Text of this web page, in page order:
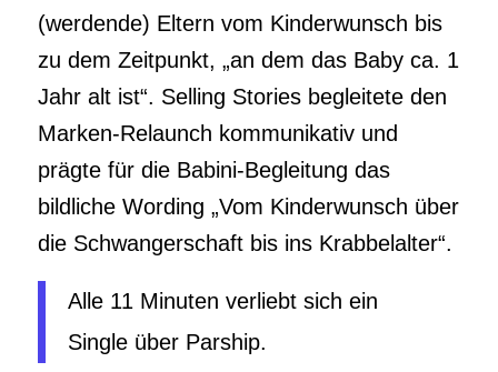
(werdende) Eltern vom Kinderwunsch bis
zu dem Zeitpunkt, „an dem das Baby ca. 1
Jahr alt ist“. Selling Stories begleitete den
Marken-Relaunch kommunikativ und
prägte für die Babini-Begleitung das
bildliche Wording „Vom Kinderwunsch über
die Schwangerschaft bis ins Krabbelalter“.
Alle 11 Minuten verliebt sich ein
Single über Parship.